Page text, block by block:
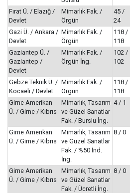
Fırat Ü. / Elazığ /
Devlet
Mimarlık Fak. /
Örgün
45 /
24
Gazi Ü. / Ankara /
Devlet
Mimarlık Fak. /
Örgün
118 /
118
Gaziantep Ü. /
Gaziantep /
Devlet
Mimarlık Fak. /
Örgün İng.
102 /
102
Gebze Teknik Ü. /
Kocaeli / Devlet
Mimarlık Fak. /
Örgün
118 /
118
Girne Amerikan
Ü. / Girne / Kıbrıs
Mimarlık, Tasarım
ve Güzel Sanatlar
Fak. / Burslu İng.
4 / 1
Girne Amerikan
Ü. / Girne / Kıbrıs
Mimarlık, Tasarım
ve Güzel Sanatlar
Fak. / %50 İnd.
İng.
8 / 0
Girne Amerikan
Ü. / Girne / Kıbrıs
Mimarlık, Tasarım
ve Güzel Sanatlar
Fak. / Ücretli İng.
8 / 0